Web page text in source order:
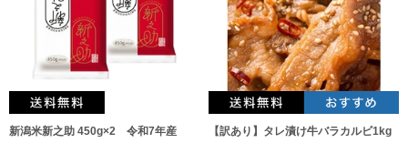
新潟米新之助 450g×2 令和7年産 【訳あり】タレ漬け牛バラカルビ1kg